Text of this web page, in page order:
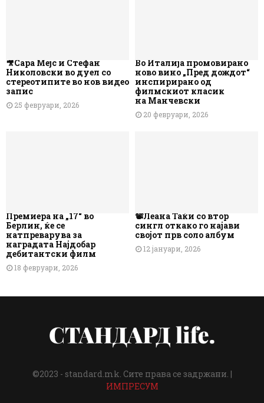
🎥Сара Мејс и Стефан
Николовски во дуел со
стереотипите во нов видео
запис
25 февруари, 2026
Во Италија промовирано
ново вино „Пред дождот“
инспирирано од
филмскиот класик
на Манчевски
20 февруари, 2026
Премиера на „17“ во
Берлин, ќе се
натпреварува за
наградата Најдобар
дебитантски филм
18 февруари, 2026
📽️Леана Таќи со втор
сингл откако го најави
својот прв соло албум
12 јануари, 2026
©2023 - standard.mk. Сите права се задржани. |
ИМПРЕСУМ